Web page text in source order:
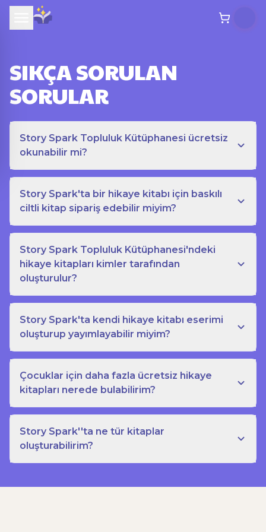
SIKÇA SORULAN
SORULAR
Story Spark Topluluk Kütüphanesi ücretsiz
okunabilir mi?
Story Spark'ta bir hikaye kitabı için baskılı
ciltli kitap sipariş edebilir miyim?
Story Spark Topluluk Kütüphanesi'ndeki
hikaye kitapları kimler tarafından
oluşturulur?
Story Spark'ta kendi hikaye kitabı eserimi
oluşturup yayımlayabilir miyim?
Çocuklar için daha fazla ücretsiz hikaye
kitapları nerede bulabilirim?
Story Spark''ta ne tür kitaplar
oluşturabilirim?